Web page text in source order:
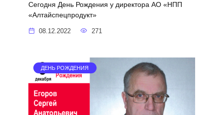
Сегодня День Рождения у директора АО «НПП
«Алтайспецпродукт»
08.12.2022 271
ДЕНЬ РОЖДЕНИЯ